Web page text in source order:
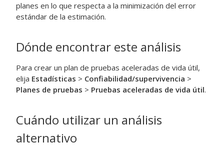
planes en lo que respecta a la minimización del error
estándar de la estimación.
Dónde encontrar este análisis
Para crear un plan de pruebas aceleradas de vida útil,
elija Estadísticas > Confiabilidad/supervivencia >
Planes de pruebas > Pruebas aceleradas de vida útil.
Cuándo utilizar un análisis
alternativo